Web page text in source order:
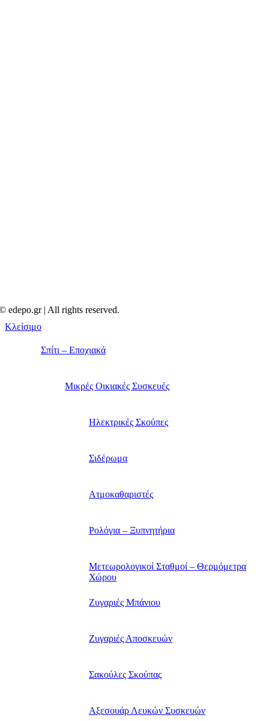
edepo.gr | All rights reserved.
Κλείσιμο
Σπίτι – Εποχιακά
Μικρές Οικιακές Συσκευές
Ηλεκτρικές Σκούπες
Σιδέρωμα
Ατμοκαθαριστές
Ρολόγια – Ξυπνητήρια
Μετεωρολογικοί Σταθμοί – Θερμόμετρα
Χώρου
Ζυγαριές Μπάνιου
Ζυγαριές Αποσκευών
Σακούλες Σκούπας
Αξεσουάρ Λευκών Συσκευών